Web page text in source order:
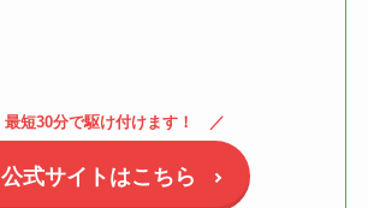
最短30分で駆け付けます！
公式サイトはこちら